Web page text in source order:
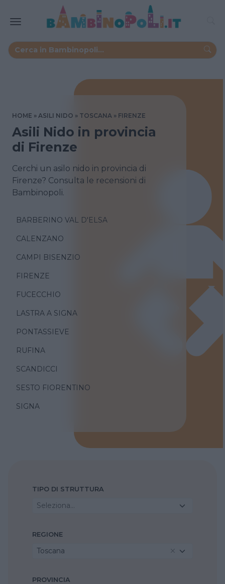
HOME ASILI NIDO TOSCANA FIRENZE
Asili Nido in provincia
di Firenze
Cerchi un asilo nido in provincia di
Firenze? Consulta le recensioni di
Bambinopoli.
BARBERINO VAL D'ELSA
CALENZANO
CAMPI BISENZIO
FIRENZE
FUCECCHIO
LASTRA A SIGNA
PONTASSIEVE
RUFINA
SCANDICCI
SESTO FIORENTINO
SIGNA
TIPO DI STRUTTURA
Seleziona...
REGIONE
Toscana
PROVINCIA